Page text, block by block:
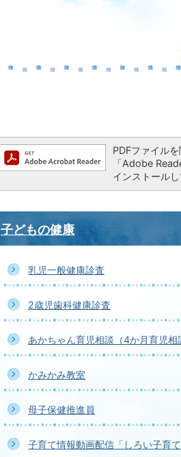
PDFファイル
「Adobe
インストールし
子どもの健康
乳児一般健康診査
2歳児歯科健康診査
あかちゃん育児相談（4か月育児相
かみかみ教室
母子保健推進員
子育て情報動画配信「しろい子育て